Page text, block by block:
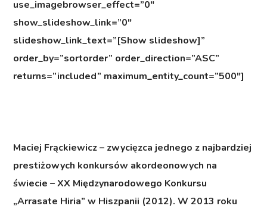
use_imagebrowser_effect=”0″
show_slideshow_link=”0″
slideshow_link_text=”[Show slideshow]”
order_by=”sortorder” order_direction=”ASC”
returns=”included” maximum_entity_count=”500″]
Maciej Frąckiewicz– zwycięzca jednego z najbardziej
prestiżowych konkursów akordeonowych na
świecie – XX Międzynarodowego Konkursu
„Arrasate Hiria” w Hiszpanii (2012). W 2013 roku